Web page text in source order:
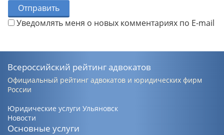
Отправить
Уведомлять меня о новых комментариях по E-mail
Всероссийский рейтинг адвокатов
Официальный рейтинг адвокатов и юридических фирм
России
Юридические услуги Ульяновск
Новости
Основные услуги